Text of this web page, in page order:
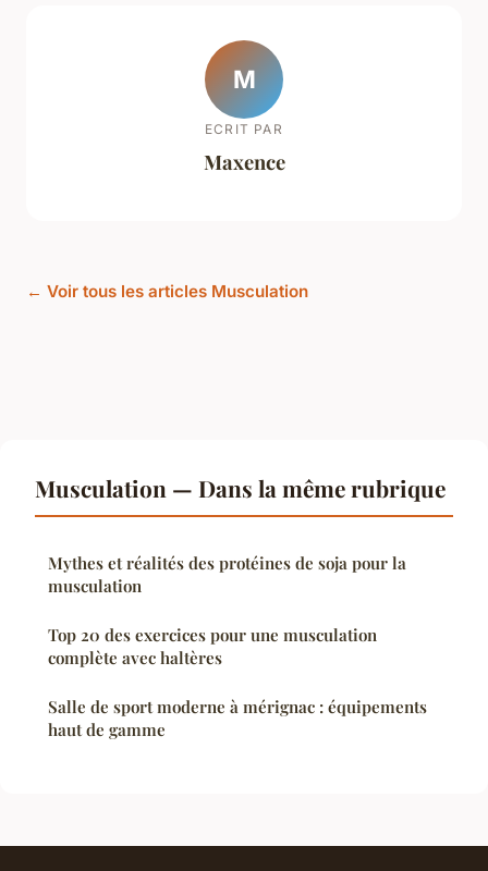
M
ECRIT PAR
Maxence
← Voir tous les articles Musculation
Musculation — Dans la même rubrique
Mythes et réalités des protéines de soja pour la
musculation
Top 20 des exercices pour une musculation
complète avec haltères
Salle de sport moderne à mérignac : équipements
haut de gamme